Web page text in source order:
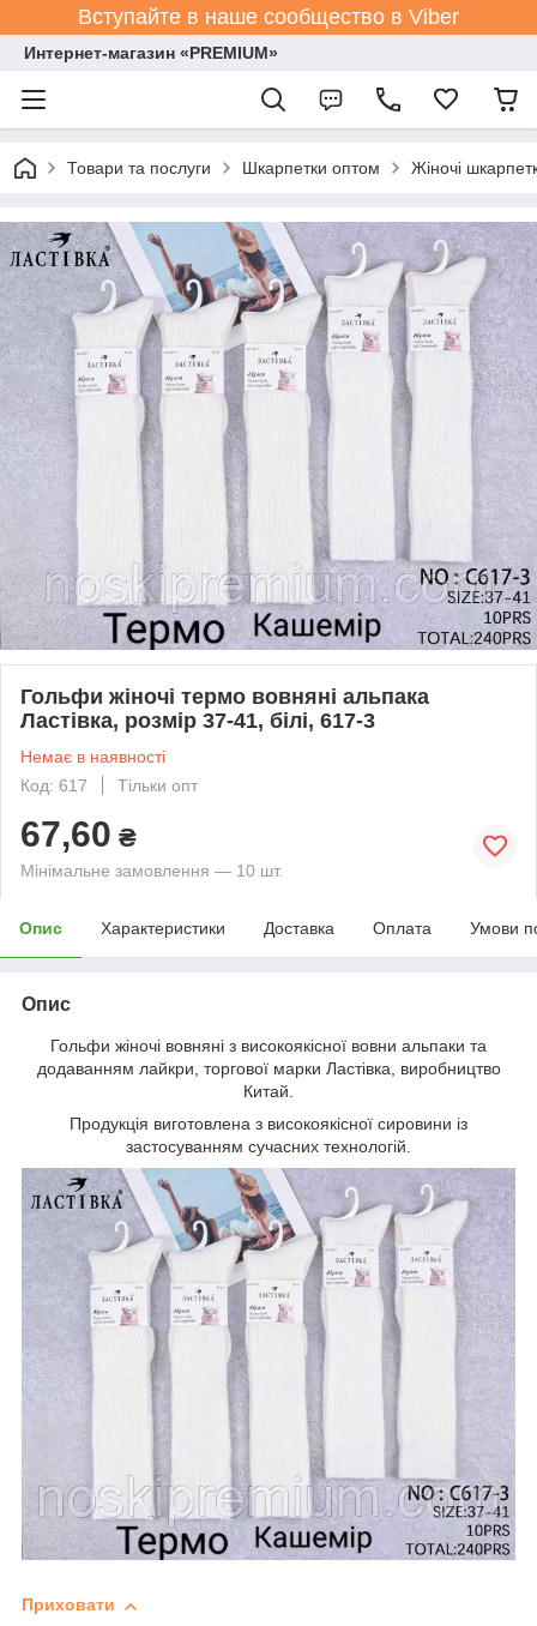
Вступайте в наше сообщество в Viber
Интернет-магазин «PREMIUM»
Товари та послуги Шкарпетки оптом Жіночі
Гольфи жіночі термо вовняні альпака
Ластівка, розмір 37-41, білі, 617-3
Немає в наявності
Код: 617
Тільки опт
67,60 ₴
Мінімальне замовлення — 10 шт.
Опис Характеристики Доставка Оплата Умови
Опис
Гольфи жіночі вовняні з високоякісної вовни альпаки та
додаванням лайкри, торгової марки Ластівка, виробництво
Китай.
Продукція виготовлена з високоякісної сировини із
застосуванням сучасних технологій.
Приховати